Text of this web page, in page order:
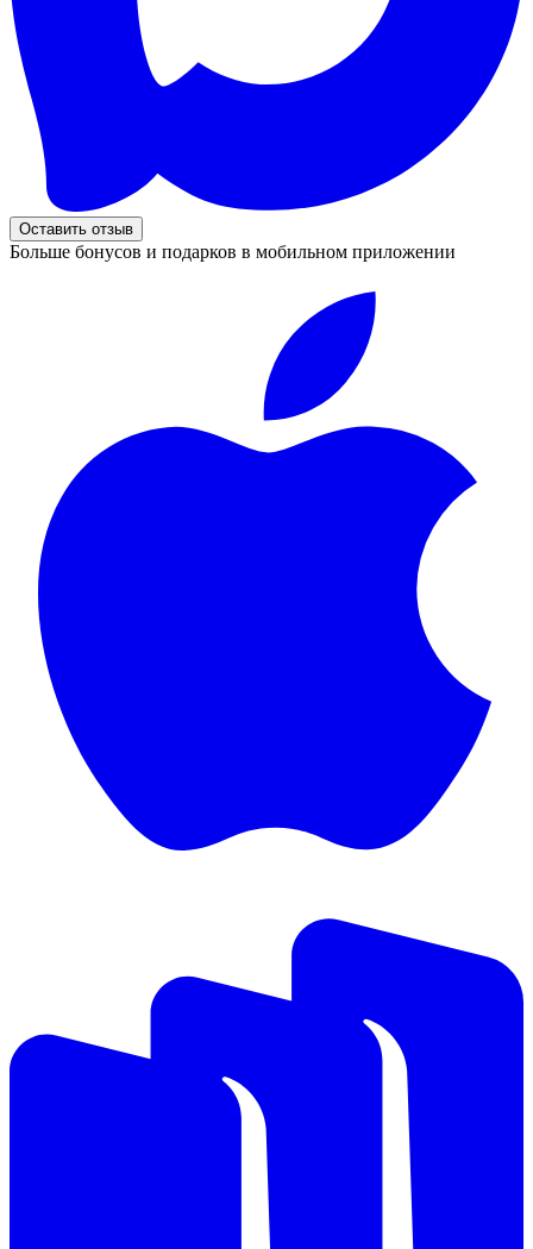
Оставить отзыв
Больше бонусов и подарков в мобильном приложении